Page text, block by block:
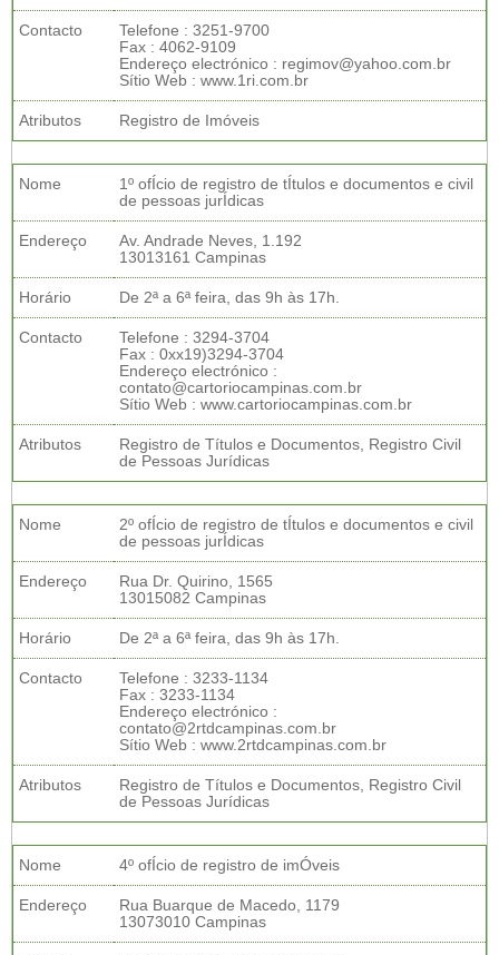
Contacto
Telefone : 3251-9700
Fax : 4062-9109
Endereço electrónico : regimov@yahoo.com.br
Sítio Web : www.1ri.com.br
Atributos Registro de Imóveis
Nome
1º ofÍcio de registro de tÍtulos e documentos e civil
de pessoas jurÍdicas
Endereço
Av. Andrade Neves, 1.192
13013161 Campinas
Horário De 2ª a 6ª feira, das 9h às 17h.
Contacto
Telefone : 3294-3704
Fax : 0xx19)3294-3704
Endereço electrónico :
contato@cartoriocampinas.com.br
Sítio Web : www.cartoriocampinas.com.br
Atributos
Registro de Títulos e Documentos, Registro Civil
de Pessoas Jurídicas
Nome
2º ofÍcio de registro de tÍtulos e documentos e civil
de pessoas jurÍdicas
Endereço
Rua Dr. Quirino, 1565
13015082 Campinas
Horário De 2ª a 6ª feira, das 9h às 17h.
Contacto
Telefone : 3233-1134
Fax : 3233-1134
Endereço electrónico :
contato@2rtdcampinas.com.br
Sítio Web : www.2rtdcampinas.com.br
Atributos
Registro de Títulos e Documentos, Registro Civil
de Pessoas Jurídicas
Nome 4º ofÍcio de registro de imÓveis
Endereço
Rua Buarque de Macedo, 1179
13073010 Campinas